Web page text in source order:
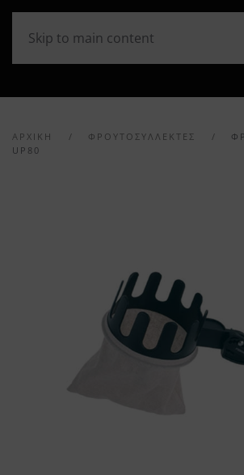
Skip to main content
ΑΡΧΙΚΉ ΦΡΟΥΤΟΣΥΛΛΕΚΤΕΣ
UP80